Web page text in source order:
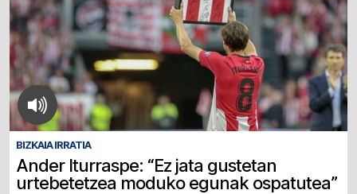
BIZKAIA IRRATIA
Ander Iturraspe: “Ez jata gustetan
urtebetetzea moduko egunak ospatutea”